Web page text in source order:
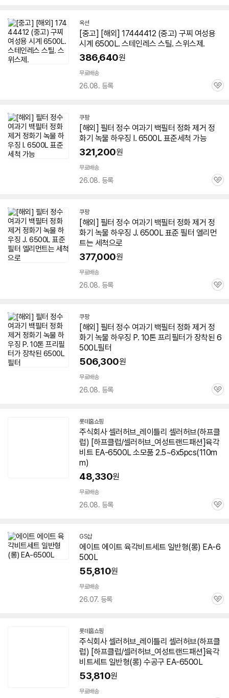
옥션
[중고] [해외] 17444412 (중고) 구찌 여성용
시계 6500L. 스테인레스 스틸. 스위스제.
386,640원
무료배송
26.08. 등록
관
쿠팡
[해외] 필터 정수 여과기 백필터 정화 제거 정
화기 녹물 하우징 I. 6500L표준세척 가능
321,200원
무료배송
26.08. 등록
관
쿠팡
[해외] 필터 정수 여과기 백필터 정화 제거 정
화기 녹물 하우징 J. 6500L표준 필터 엘리먼
트는 세척으로
377,000원
무료배송
26.08. 등록
관
쿠팡
[해외] 필터 정수 여과기 백필터 정화 제거 정
화기 녹물 하우징 P. 10톤 프리필터가 장착된 6
500L필터
506,300원
무료배송
26.08. 등록
관
롯데홈쇼핑
주식회사 셀러허브_레이틀리 셀러허브(하프클
럽) [하프클럽/셀러허브_여성트랜드패션]육각
비트 EA-6500L소모품 2.5~6x5pcs(110m
m)
48,330원
무료배송
26.08. 등록
관
GS샵
에이트 에이트 육각비트세트 일반형(롱) EA-6
500L
55,810원
무료배송
26.07. 등록
관
롯데홈쇼핑
주식회사 셀러허브_레이틀리 셀러허브(하프클
럽) [하프클럽/셀러허브_여성트랜드패션]육각
비트세트 일반형(롱) 수공구 EA-6500L
53,810원
무료배송